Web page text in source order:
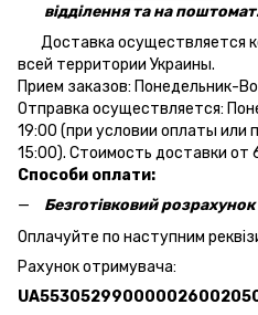
відділення та на
Доставка осуществляется
всей территории Украины.
Прием заказов: Понедельник-
Отправка осуществляется:
19:00 (при условии оплаты или
15:00). Стоимость доставки от
Способи оплати:
Безготівковий розрахунок
Оплачуйте по наступним
Рахунок отримувача: